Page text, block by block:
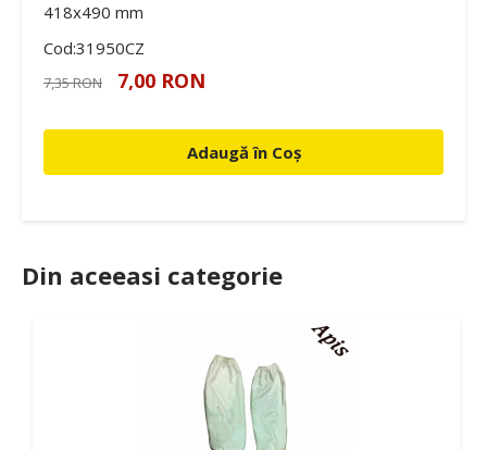
418x490 mm
Cod:31950CZ
7,35 RON 7,00 RON
Adaugă în Coș
Din aceeasi categorie